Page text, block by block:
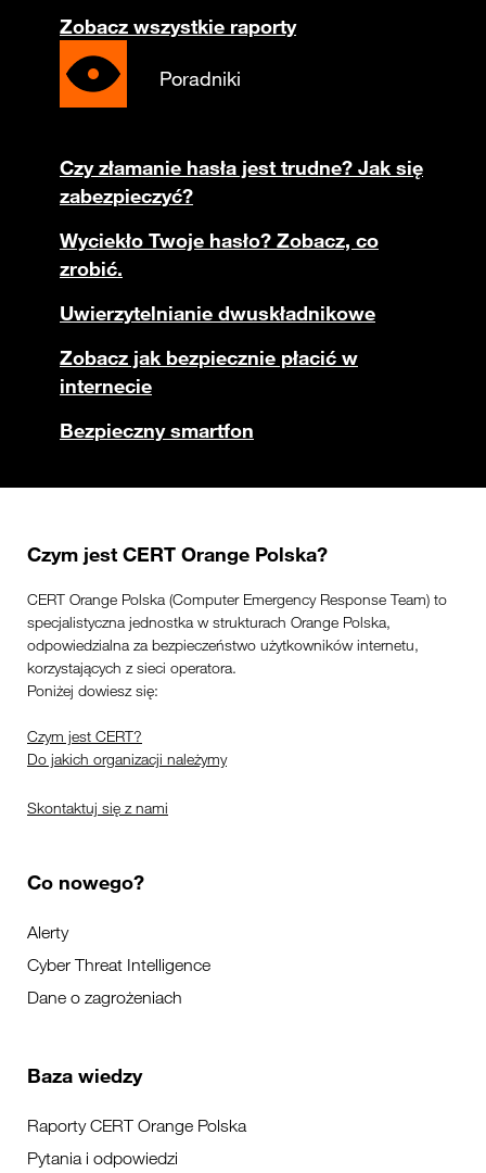
Zobacz wszystkie raporty
Poradniki
Czy złamanie hasła jest trudne? Jak się
zabezpieczyć?
Wyciekło Twoje hasło? Zobacz, co
zrobić.
Uwierzytelnianie dwuskładnikowe
Zobacz jak bezpiecznie płacić w
internecie
Bezpieczny smartfon
Czym jest CERT Orange Polska?
CERT Orange Polska (Computer Emergency Response Team) to
specjalistyczna jednostka w strukturach Orange Polska,
odpowiedzialna za bezpieczeństwo użytkowników internetu,
korzystających z sieci operatora.
Poniżej dowiesz się:
Czym jest CERT?
Do jakich organizacji należymy
Skontaktuj się z nami
Co nowego?
Alerty
Cyber Threat Intelligence
Dane o zagrożeniach
Baza wiedzy
Raporty CERT Orange Polska
Pytania i odpowiedzi